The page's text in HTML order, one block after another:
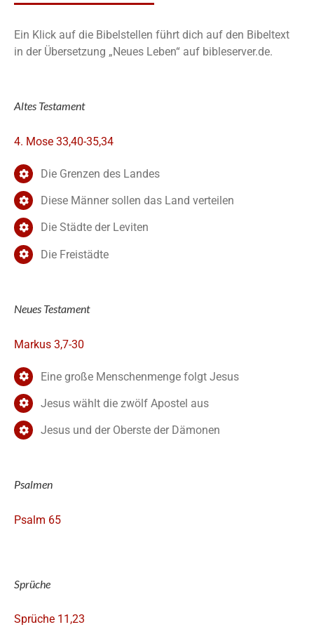
Ein Klick auf die Bibelstellen führt dich auf den Bibeltext
in der Übersetzung „Neues Leben“ auf bibleserver.de.
Altes Testament
4. Mose 33,40-35,34
Die Grenzen des Landes
Diese Männer sollen das Land verteilen
Die Städte der Leviten
Die Freistädte
Neues Testament
Markus 3,7-30
Eine große Menschenmenge folgt Jesus
Jesus wählt die zwölf Apostel aus
Jesus und der Oberste der Dämonen
Psalmen
Psalm 65
Sprüche
Sprüche 11,23